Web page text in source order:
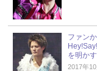
ファン
を明かす
2017年